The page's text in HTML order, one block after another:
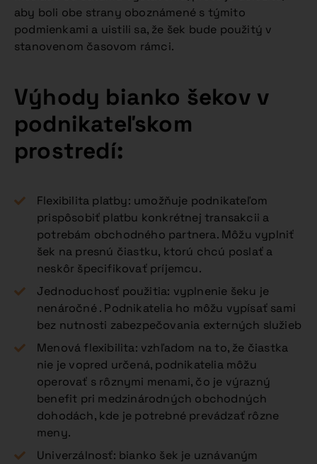
aby boli obe strany oboznámené s týmito
podmienkami a uistili sa, že šek bude použitý v
stanovenom časovom rámci.
Výhody bianko šekov v
podnikateľskom
prostredí:
Flexibilita platby: umožňuje podnikateľom
prispôsobiť platbu konkrétnej transakcii a
potrebám obchodného partnera. Môžu vyplniť
šek na presnú čiastku, ktorú chcú poslať a
neskôr špecifikovať príjemcu.
Jednoduchosť použitia: vyplnenie šeku je
nenáročné . Podnikatelia ho môžu vypísať sami
bez nutnosti zabezpečovania externých služieb
Menová flexibilita: vzhľadom na to, že čiastka
nie je vopred určená, podnikatelia môžu
operovať s rôznymi menami, čo je výrazný
benefit pri medzinárodných obchodných
dohodách, kde je potrebné prevádzať rôzne
meny.
Univerzálnosť: bianko šek je uznávaným